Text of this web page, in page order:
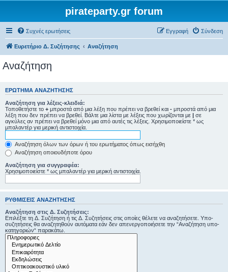
pirateparty.gr forum
Συχνές ερωτήσεις Σύνδεση
Εγγραφή
Ευρετήριο Δ. Συζήτησης Αναζήτηση
Αναζήτηση
ΕΡΏΤΗΜΑ ΑΝΑΖΉΤΗΣΗΣ
Αναζήτηση για λέξεις-κλειδιά:
Τοποθετήστε το + μπροστά από μια λέξη που πρέπει να βρεθεί και - μπροστά από μια
λέξη που δεν πρέπει να βρεθεί. Βάλτε μια λίστα με λέξεις που χωρίζονται με | σε
αγκύλες αν πρέπει να βρεθεί μόνο μια από αυτές τις λέξεις. Χρησιμοποιείστε * ως
μπαλαντέρ για μερική αντιστοιχία.
Αναζήτηση όλων των όρων ή του ερωτήματος όπως εισήχθη
Αναζήτηση οποιουδήποτε όρου
Αναζήτηση για συγγραφέα:
Χρησιμοποιείστε * ως μπαλαντέρ για μερική αντιστοιχία.
ΡΥΘΜΊΣΕΙΣ ΑΝΑΖΉΤΗΣΗΣ
Αναζήτηση στις Δ. Συζητήσεις:
Επιλέξτε τη Δ. Συζήτηση ή τις Δ. Συζητήσεις στις οποίες θέλετε να αναζητήσετε. Υπο-
συζητήσεις θα αναζητηθούν αυτόματα εάν δεν απενεργοποιήσετε την “Αναζήτηση υπο-
κατηγοριών“ παρακάτω.